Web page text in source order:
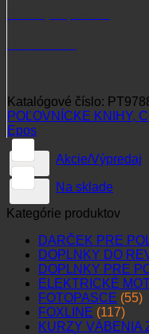
Katalógové číslo:
POĽOVNÍCKE KNIHY,
Epos
Akcie/Výpredaj
Na sklade
Kategórie produktov
DARČEK PRE
DOPLNKY DO
DOPLNKY PRE
ELEKTRICKÉ
FOTOPASCE (55)
FOXLINE (117)
KURZY VÁBENIA